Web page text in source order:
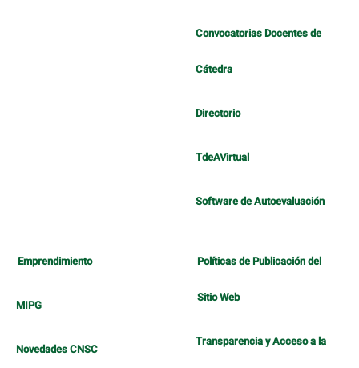
Convocatorias Docentes de
Cátedra
Directorio
TdeAVirtual
Software de Autoevaluación
Emprendimiento
MIPG
Novedades CNSC
Políticas de Publicación del
Sitio Web
Transparencia y Acceso a la